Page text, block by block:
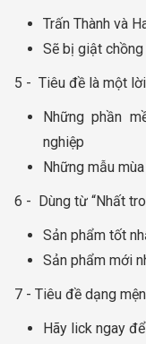
Trấn Thành và
Sẽ bị giật
5 - Tiêu đề là một
Những phần
nghiệp
Những mẫu
6 - Dùng từ “Nhất
Sản phẩm tốt
Sản phẩm mới
7 - Tiêu đề dạng
Hãy lick ngay